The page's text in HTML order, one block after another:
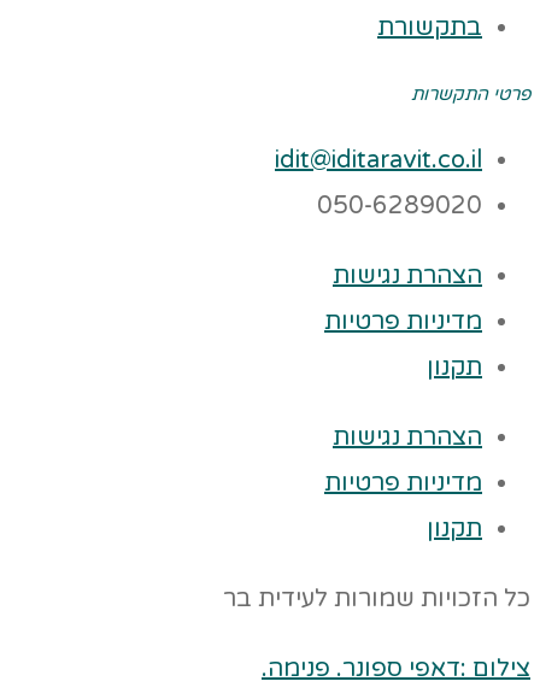
בתקשורת
פרטי התקשרות
idit@iditaravit.co.il
050-6289020
הצהרת נגישות
מדיניות פרטיות
תקנון
הצהרת נגישות
מדיניות פרטיות
תקנון
כל הזכויות שמורות לעידית בר
צילום :דאפי ספונר. פנימה.